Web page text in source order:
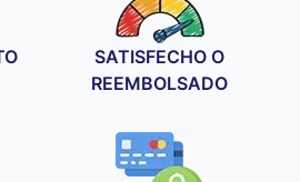
SATISFECHO O
REEMBOLSADO